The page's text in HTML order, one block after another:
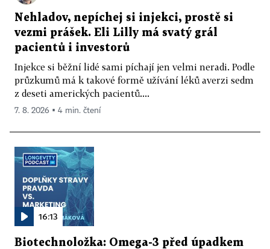
Nehladov, nepíchej si injekci, prostě si
vezmi prášek. Eli Lilly má svatý grál
pacientů i investorů
Injekce si běžní lidé sami píchají jen velmi neradi. Podle
průzkumů má k takové formě užívání léků averzi sedm
z deseti amerických pacientů....
7. 8. 2026 ▪ 4 min. čtení
16:13
Biotechnoložka: Omega-3 před úpadkem